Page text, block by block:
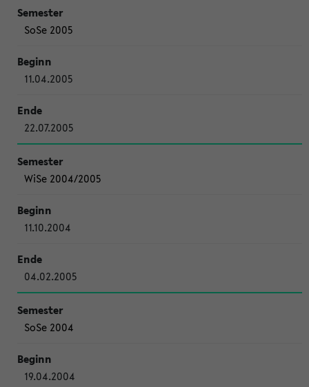
SoSe 2005
11.04.2005
22.07.2005
WiSe 2004/2005
11.10.2004
04.02.2005
SoSe 2004
19.04.2004